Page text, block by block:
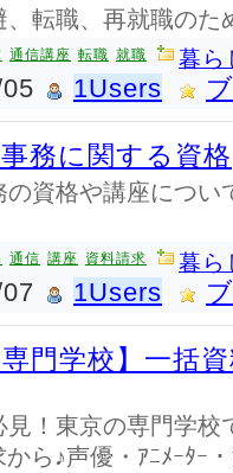
、転職、再就職の
通信講座 転職 就職 暮ら
1Users
務に関する資格
の資格や講座につ
通信 講座 資料請求 暮ら
1Users
専門学校】一括
見！東京の専門学
ら♪声優・ｱﾆﾒｰﾀｰ